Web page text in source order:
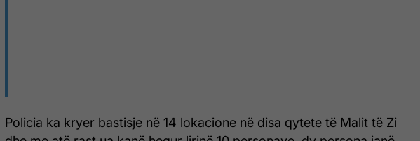
Policia ka kryer bastisje në 14 lokacione në disa qytete të Malit të Zi